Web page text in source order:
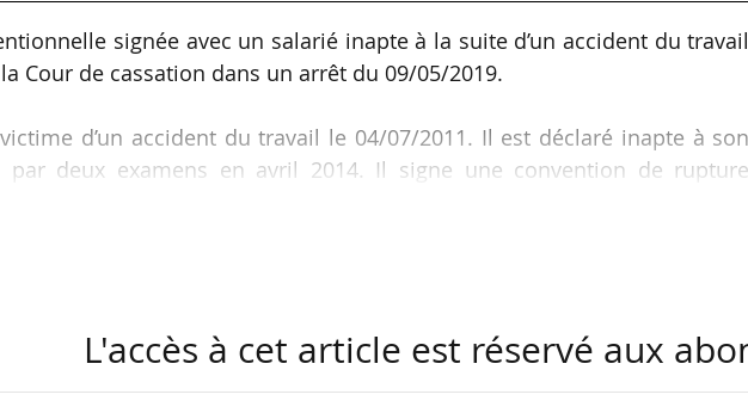
signée avec un salarié inapte à la suite d’un accident du travail
Cour de cassation dans un arrêt du 09/05/2019.
d’un accident du travail le 04/07/2011. Il est déclaré inapte à son
par deux examens en avril 2014. Il signe une convention de rupture
rejette les demandes du salarié. Elle juge que la rupture conventionnelle
homologuée par l’autorité administrative. Elle ne peut donc pas être
L'accès à cet article est réservé aux